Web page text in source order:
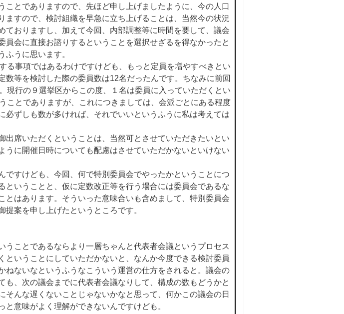
とでありますので、先ほど申し上げましたように、今の人口
すので、検討組織を早急に立ち上げることは、当然今の状況
おりますし、加えて今回、内部調整等に時間を要して、議会
会に直接お諮りするということを選択せざるを得なかったと
ふうに思います。
る事項ではあるわけですけども、もっと定員を増やすべきとい
等を検討した際の委員数は12名だったんです。ちなみに前回
現行の９選挙区からこの度、１名は委員に入っていただくとい
ことでありますが、これにつきましては、会派ごとにある程度
ずしも数が多ければ、それでいいというふうに私は考えては
席いただくということは、当然可とさせていただきたいとい
うに開催日時についても配慮はさせていただかないといけない
すけども、今回、何で特別委員会でやったかということにつ
いうことと、仮に定数改正等を行う場合には委員会であるな
はあります。そういった意味合いも含めまして、特別委員会
案を申し上げたというところです。
ことであるならより一層ちゃんと代表者会議というプロセス
いうことにしていただかないと、なんか今度できる検討委員
ないなというふうなこういう運営の仕方をされると。議会の
、次の議会までに代表者会議なりして、構成の数もどうかと
んな遅くないことじゃないかなと思って、何かこの議会の日
意味がよく理解ができないんですけども。